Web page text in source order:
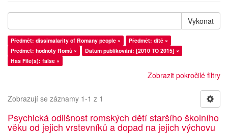
Vykonat
Předmět: dissimalarity of Romany people ×
Předmět: dítě ×
Předmět: hodnoty Romů ×
Datum publikování: [2010 TO 2015] ×
Has File(s): false ×
Zobrazit pokročilé filtry
Zobrazují se záznamy 1-1 z 1
Psychická odlišnost romských dětí staršího školního
věku od jejich vrstevníků a dopad na jejich výchovu